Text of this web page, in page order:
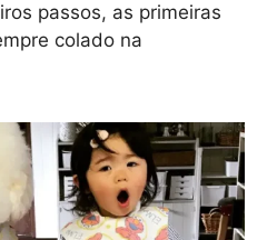
passos, as primeiras
colado na